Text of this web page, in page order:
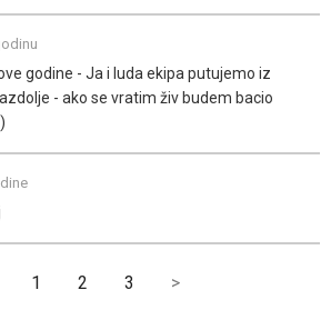
godine - Ja i luda ekipa putujemo iz
- ako se vratim živ budem bacio
1 2 3 >